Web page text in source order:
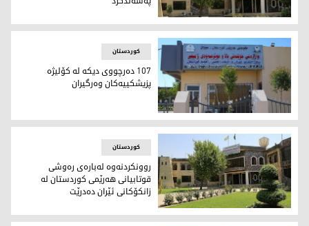
وه‌زاره‌تی خوێندنی باڵا و توێژینه‌وه‌ی زانستی
وەزارەتی خوێندنی باڵا
کوردستان
107 ده‌رچووی دیكه‌ له‌ كۆلیژه‌
پزیشكییه‌كان وه‌رگیران
وەزارەتی خوێندنی باڵا و توێژنه‌وه‌ی زانستی
کوردستان
روونكردنه‌وه‌ له‌باره‌ی ره‌وشی
قوتابیانی هه‌رێمی كوردستان له‌
زانكۆكانی ئێران ده‌درێت